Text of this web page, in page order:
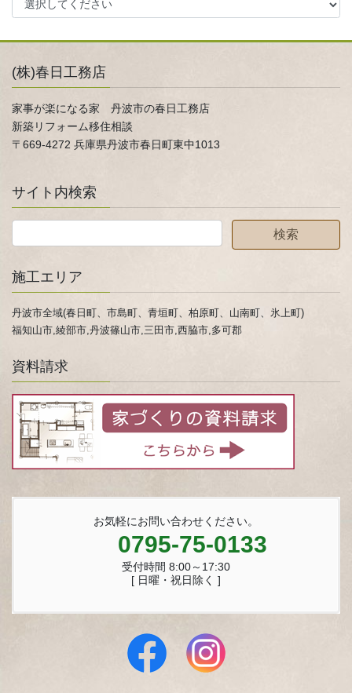
(株)春日工務店
家事が楽になる家 丹波市の春日工務店
新築リフォーム移住相談
〒669-4272 兵庫県丹波市春日町東中1013
サイト内検索
施工エリア
丹波市全域(春日町、市島町、青垣町、柏原町、山南町、氷上町)
福知山市,綾部市,丹波篠山市,三田市,西脇市,多可郡
資料請求
お気軽にお問い合わせください。
0795-75-0133
受付時間 8:00～17:30
[ 日曜・祝日除く ]